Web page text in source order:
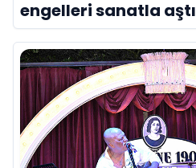
engelleri sanatla aştı